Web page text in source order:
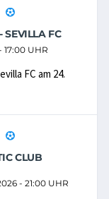
SEVILLA FC
17:00 UHR
FC am 24.
CLUB
- 21:00 UHR